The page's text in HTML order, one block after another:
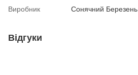
Виробник
Сонячний Березень
Відгуки